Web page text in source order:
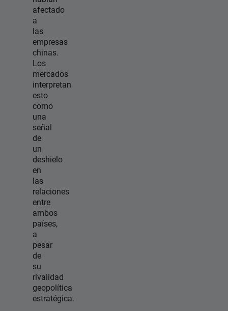
afectado
a
las
empresas
chinas.
Los
mercados
interpretan
esto
como
una
señal
de
un
deshielo
en
las
relaciones
entre
ambos
países,
a
pesar
de
su
rivalidad
geopolítica
estratégica.